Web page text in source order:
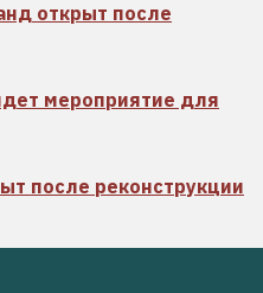
открыт после
мероприятие для
после реконструкции